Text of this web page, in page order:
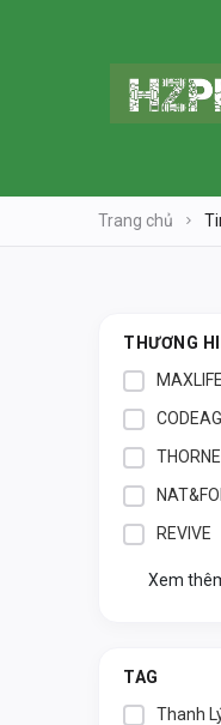
Trang chủ
THƯƠNG
REVIVE
Xem
TAG
Thanh